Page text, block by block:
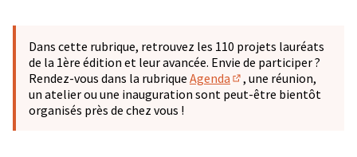
−
Dans cette rubrique, retrouvez les 110 projets lauréats
de la 1ère édition et leur avancée. Envie de participer ?
Rendez-vous dans la rubrique Agenda
(S'ouvre dans un
, une réunion,
un atelier ou une inauguration sont peut-être bientôt
organisés près de chez vous !